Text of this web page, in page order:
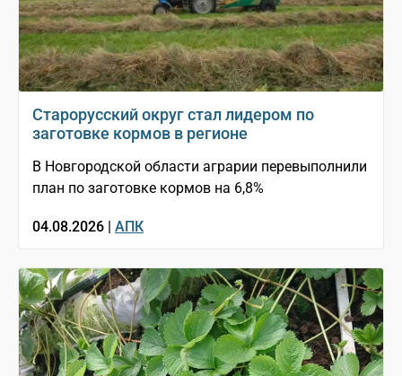
Старорусский округ стал лидером по
заготовке кормов в регионе
В Новгородской области аграрии перевыполнили
план по заготовке кормов на 6,8%
04.08.2026 | АПК